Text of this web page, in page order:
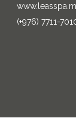
(+976) 7711-